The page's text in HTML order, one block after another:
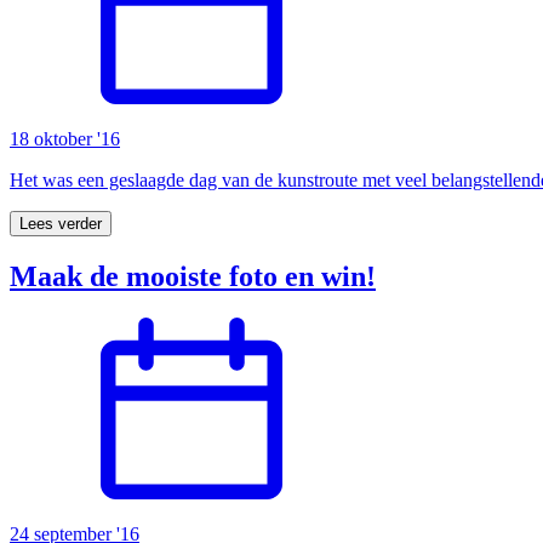
18 oktober '16
Het was een geslaagde dag van de kunstroute met veel
Lees verder
Maak de mooiste foto en win!
24 september '16